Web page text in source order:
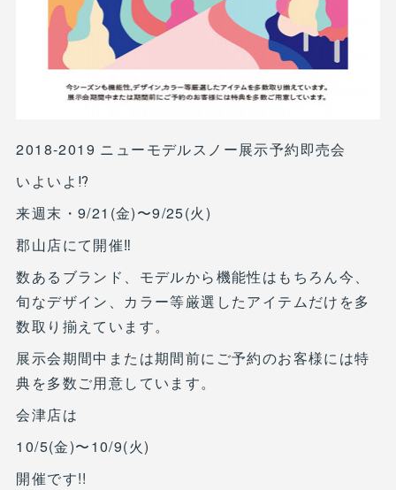
2018-2019 ニューモデルスノー展示予約即売会
いよいよ⁉︎
来週末・9/21(金)〜9/25(火)
郡山店にて開催‼︎
数あるブランド、モデルから機能性はもちろん今、
旬なデザイン、カラー等厳選したアイテムだけを多
数取り揃えています。
展示会期間中または期間前にご予約のお客様には特
典を多数ご用意しています。
会津店は
10/5(金)〜10/9(火)
開催です!!